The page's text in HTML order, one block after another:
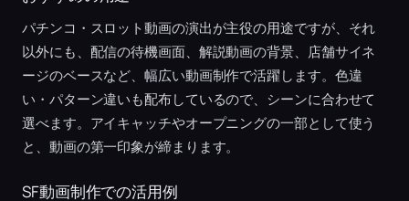
パチンコ・スロット動画の演出が主役の用途ですが、それ
以外にも、配信の待機画面、解説動画の背景、店舗サイネ
ージのベースなど、幅広い動画制作で活躍します。色違
い・パターン違いも配布しているので、シーンに合わせて
選べます。アイキャッチやオープニングの一部として使う
と、動画の第一印象が締まります。
SF動画制作での活用例